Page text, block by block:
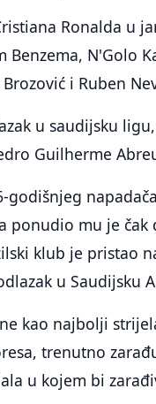
Ronalda u
Benzema, N'Golo
i Ruben
u saudijsku
Guilherme
ponudio mu je
klub je pristao
u Saudijsku
kao najbolji
trenutno
u kojem bi